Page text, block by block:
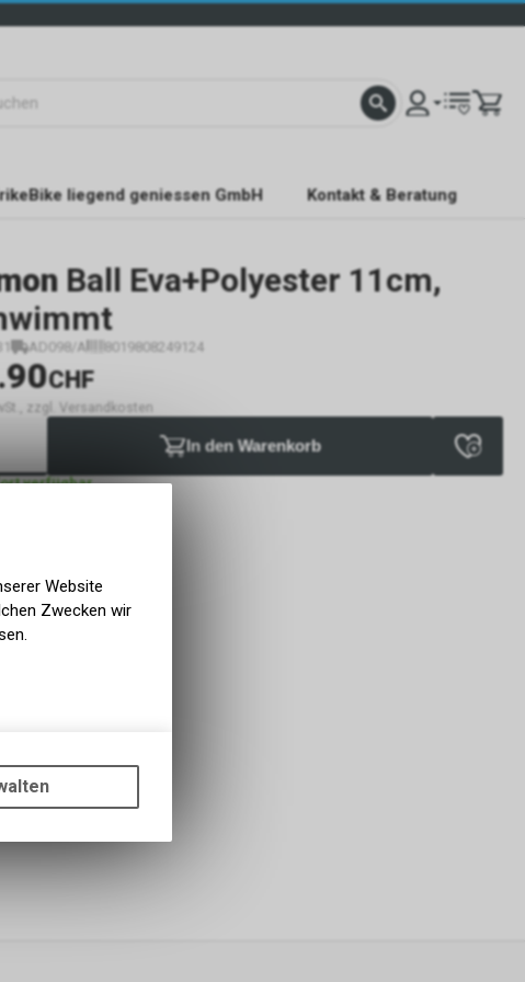
liegend geniessen GmbH Kontakt & Beratung
Ball Eva+Polyester 11cm,
AD098/A 8019808249124
CHF
zzgl. Versandkosten
In den Warenkorb
verfügbar
Website
Zwecken wir
wie die
dass die